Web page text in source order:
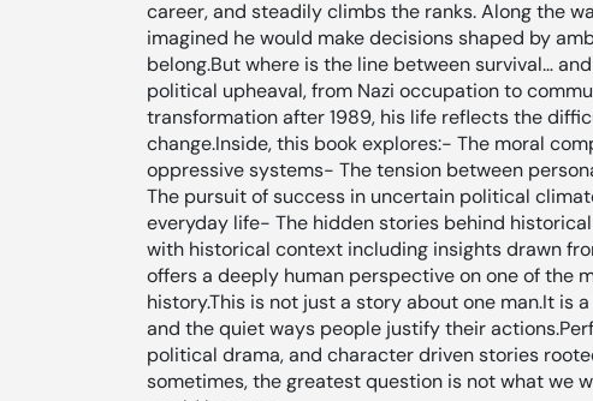
career, and steadily climbs the ranks. Along the
imagined he would make decisions shaped by
belong.But where is the line between survival…
political upheaval, from Nazi occupation to
transformation after 1989, his life reflects the
change.Inside, this book explores:- The moral
oppressive systems- The tension between
The pursuit of success in uncertain political
everyday life- The hidden stories behind
with historical context including insights drawn
offers a deeply human perspective on one of the
history.This is not just a story about one man.It is
and the quiet ways people justify their
political drama, and character driven stories
sometimes, the greatest question is not what we